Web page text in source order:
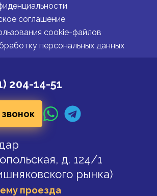
соглашение
cookie-файлов
персональных данных
204-14-51
д. 124/1
рынка)
проезда